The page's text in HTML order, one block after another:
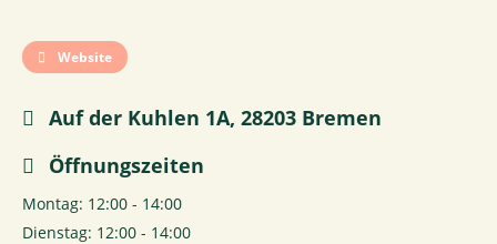
Website
Auf der Kuhlen 1A, 28203 Bremen
Öffnungszeiten
Montag: 12:00 - 14:00
Dienstag: 12:00 - 14:00